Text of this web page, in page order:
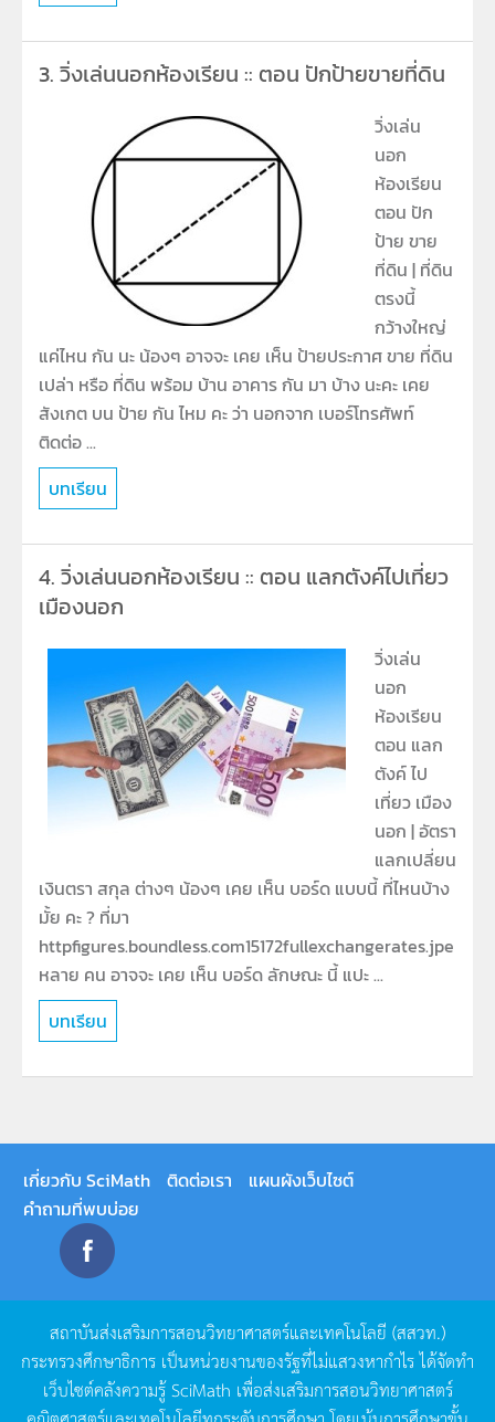
3. วิ่งเล่นนอกห้องเรียน :: ตอน ปักป้ายขายที่ดิน
วิ่งเล่น
นอก
ห้องเรียน
ตอน ปัก
ป้าย ขาย
ที่ดิน | ที่ดิน
ตรงนี้
กว้างใหญ่
แค่ไหน กัน นะ น้องๆ อาจจะ เคย เห็น ป้ายประกาศ ขาย ที่ดิน
เปล่า หรือ ที่ดิน พร้อม บ้าน อาคาร กัน มา บ้าง นะคะ เคย
สังเกต บน ป้าย กัน ไหม คะ ว่า นอกจาก เบอร์โทรศัพท์
ติดต่อ ...
บทเรียน
4. วิ่งเล่นนอกห้องเรียน :: ตอน แลกตังค์ไปเที่ยว
เมืองนอก
วิ่งเล่น
นอก
ห้องเรียน
ตอน แลก
ตังค์ ไป
เที่ยว เมือง
นอก | อัตรา
แลกเปลี่ยน
เงินตรา สกุล ต่างๆ น้องๆ เคย เห็น บอร์ด แบบนี้ ที่ไหนบ้าง
มั้ย คะ ? ที่มา
httpfigures.boundless.com15172fullexchangerates.jpe
หลาย คน อาจจะ เคย เห็น บอร์ด ลักษณะ นี้ แปะ ...
บทเรียน
เกี่ยวกับ SciMath ติดต่อเรา
แผนผังเว็บไซต์
คำถามที่พบบ่อย
สถาบันส่งเสริมการสอนวิทยาศาสตร์และเทคโนโลยี (สสวท.)
กระทรวงศึกษาธิการ เป็นหน่วยงานของรัฐที่ไม่แสวงหากำไรได้จัดทำ
เว็บไซต์คลังความรู้SciMath เพื่อส่งเสริมการสอนวิทยาศาสตร์